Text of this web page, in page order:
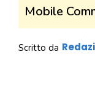
Mobile
Scritto da